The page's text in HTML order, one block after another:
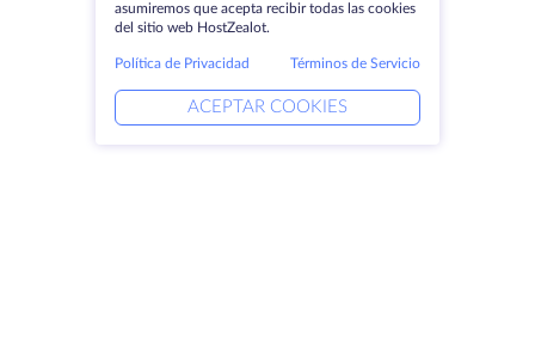
asumiremos que acepta recibir todas las cookies
del sitio web HostZealot.
Política de Privacidad Términos de Servicio
ACEPTAR COOKIES